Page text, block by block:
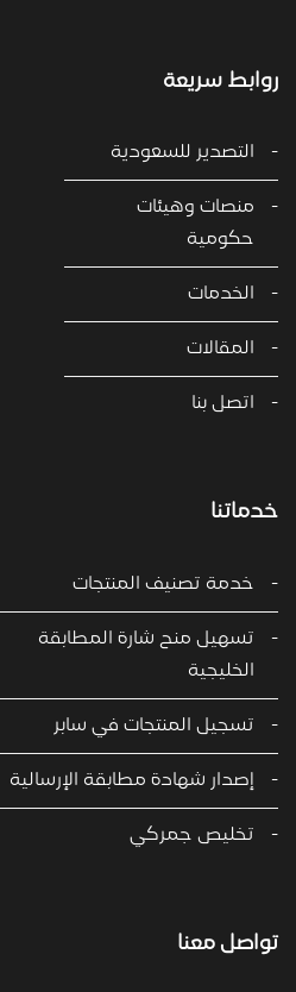
روابط سريعة
التصدير للسعودية
منصات وهيئات
حكومية
الخدمات
المقالات
اتصل بنا
خدماتنا
خدمة تصنيف المنتجات
تسهيل منح شارة المطابقة
الخليجية
تسجيل المنتجات في سابر
إصدار شهادة مطابقة الإرسالية
تخليص جمركي
تواصل معنا